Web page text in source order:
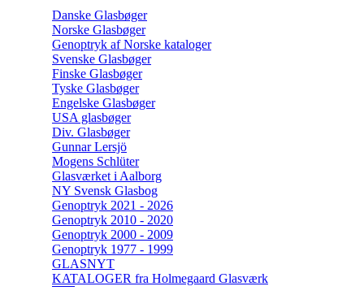
Danske Glasbøger
Norske Glasbøger
Genoptryk af Norske kataloger
Svenske Glasbøger
Finske Glasbøger
Tyske Glasbøger
Engelske Glasbøger
USA glasbøger
Div. Glasbøger
Gunnar Lersjö
Mogens Schlüter
Glasværket i Aalborg
NY Svensk Glasbog
Genoptryk 2021 - 2026
Genoptryk 2010 - 2020
Genoptryk 2000 - 2009
Genoptryk 1977 - 1999
GLASNYT
KATALOGER fra Holmegaard Glasværk